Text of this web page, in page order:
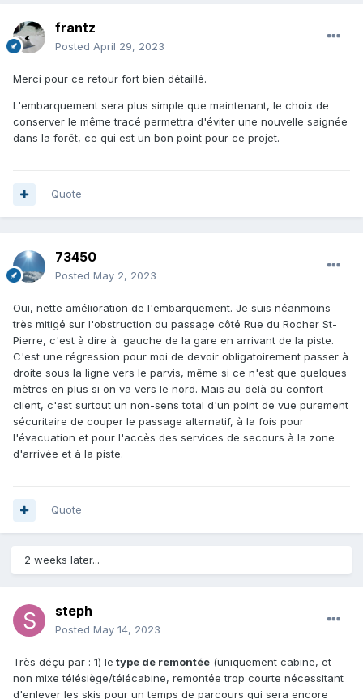
frantz
Posted April 29, 2023
Merci pour ce retour fort bien détaillé.
L'embarquement sera plus simple que maintenant, le choix de
conserver le même tracé permettra d'éviter une nouvelle saignée
dans la forêt, ce qui est un bon point pour ce projet.
Quote
73450
Posted May 2, 2023
Oui, nette amélioration de l'embarquement. Je suis néanmoins
très mitigé sur l'obstruction du passage côté Rue du Rocher St-
Pierre, c'est à dire à gauche de la gare en arrivant de la piste.
C'est une régression pour moi de devoir obligatoirement passer à
droite sous la ligne vers le parvis, même si ce n'est que quelques
mètres en plus si on va vers le nord. Mais au-delà du confort
client, c'est surtout un non-sens total d'un point de vue purement
sécuritaire de couper le passage alternatif, à la fois pour
l'évacuation et pour l'accès des services de secours à la zone
d'arrivée et à la piste.
Quote
2 weeks later...
steph
Posted May 14, 2023
Très déçu par : 1) le type de remontée (uniquement cabine, et
non mixe télésiège/télécabine, remontée trop courte nécessitant
d'enlever les skis pour un temps de parcours qui sera encore